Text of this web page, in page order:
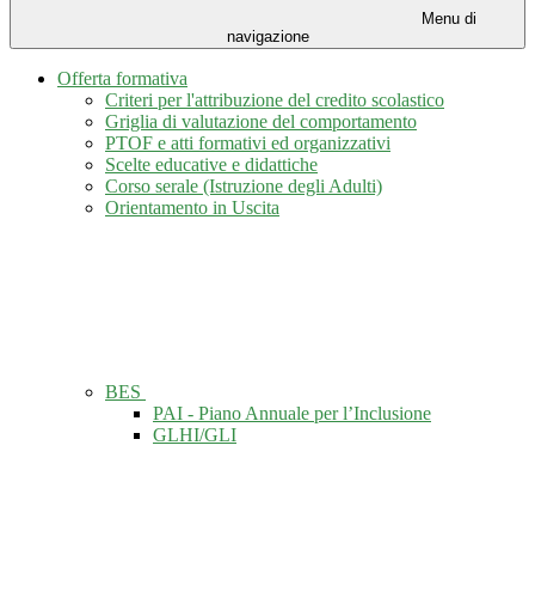
Menu di
navigazione
Offerta formativa
Criteri per l'attribuzione del credito scolastico
Griglia di valutazione del comportamento
PTOF e atti formativi ed organizzativi
Scelte educative e didattiche
Corso serale (Istruzione degli Adulti)
Orientamento in Uscita
BES
PAI - Piano Annuale per l’Inclusione
GLHI/GLI